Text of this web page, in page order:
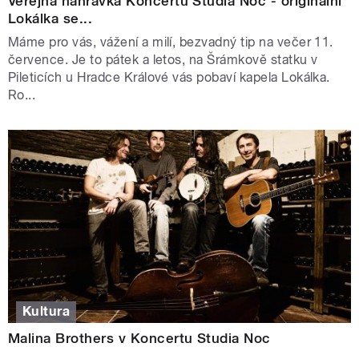
Lokálka se...
Máme pro vás, vážení a milí, bezvadný tip na večer 11.
července. Je to pátek a letos, na Šrámkově statku v
Pileticích u Hradce Králové vás pobaví kapela Lokálka.
Ro...
Kultura
Malina Brothers v Koncertu Studia Noc